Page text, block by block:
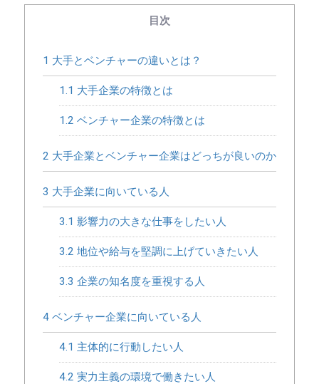
目次
1 大手とベンチャーの違いとは？
1.1 大手企業の特徴とは
1.2 ベンチャー企業の特徴とは
2 大手企業とベンチャー企業はどっちが良いのか
3 大手企業に向いている人
3.1 影響力の大きな仕事をしたい人
3.2 地位や給与を堅調に上げていきたい人
3.3 企業の知名度を重視する人
4 ベンチャー企業に向いている人
4.1 主体的に行動したい人
4.2 実力主義の環境で働きたい人